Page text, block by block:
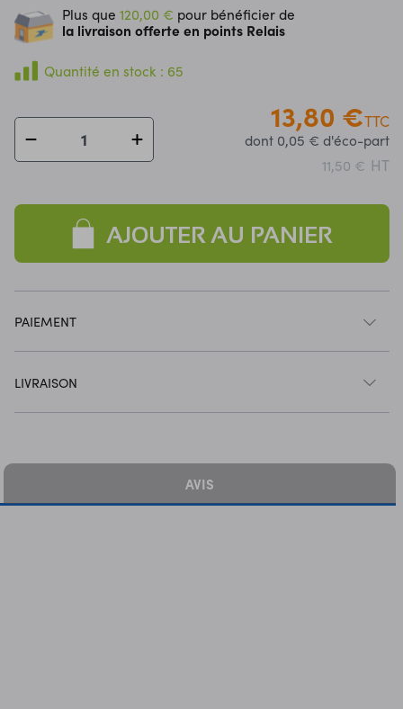
Plus que120,00 € pour bénéficier de
la livraison offerte en points Relais
Quantité en stock : 65
13,80 €TTC
dont 0,05 € d'éco-part
11,50 € HT
AJOUTER AU PANIER
PAIEMENT
LIVRAISON
AVIS